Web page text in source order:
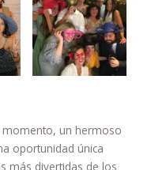
momento, un hermoso
oportunidad única
más divertidas de los